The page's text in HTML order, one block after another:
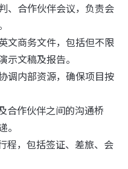
、合作伙伴会议，负责会
文商务文件，包括但不限
示文稿及报告。
调内部资源，确保项目按
合作伙伴之间的沟通桥
程，包括签证、差旅、会